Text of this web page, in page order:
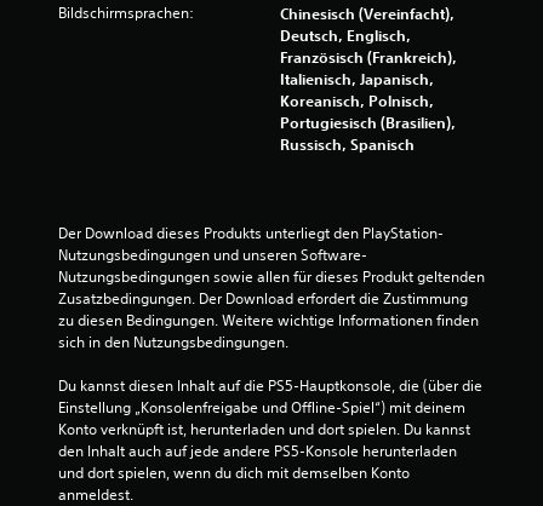
Bildschirmsprachen:
Chinesisch (Vereinfacht),
Deutsch, Englisch,
Französisch (Frankreich),
Italienisch, Japanisch,
Koreanisch, Polnisch,
Portugiesisch (Brasilien),
Russisch, Spanisch
Der Download dieses Produkts unterliegt den PlayStation-
Nutzungsbedingungen und unseren Software-
Nutzungsbedingungen sowie allen für dieses Produkt geltenden
Zusatzbedingungen. Der Download erfordert die Zustimmung
zu diesen Bedingungen. Weitere wichtige Informationen finden
sich in den Nutzungsbedingungen.
Du kannst diesen Inhalt auf die PS5-Hauptkonsole, die (über die
Einstellung „Konsolenfreigabe und Offline-Spiel“) mit deinem
Konto verknüpft ist, herunterladen und dort spielen. Du kannst
den Inhalt auch auf jede andere PS5-Konsole herunterladen
und dort spielen, wenn du dich mit demselben Konto
anmeldest.